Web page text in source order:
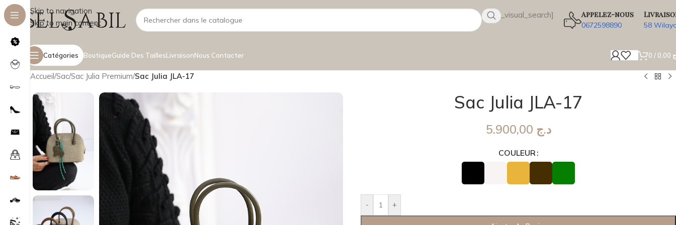
Skip to navigation
Skip to main content
[wsbi_visual_search] Appelez-nous
0672598890 58
Catégories BoutiqueGuide Des TaillesLivraisonNous Contacter 0 /
Accueil/Sac/Sac Julia Premium/Sac Julia JLA-17
Sac Julia JLA-17
د.ج
COULEUR
- +